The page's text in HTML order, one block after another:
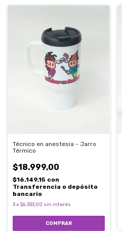
Técnico en anestesia - Jarro
Térmico
$18.999,00
$16.149,15 con
Transferencia o depósito
bancario
3x $6.333,00 sin interés